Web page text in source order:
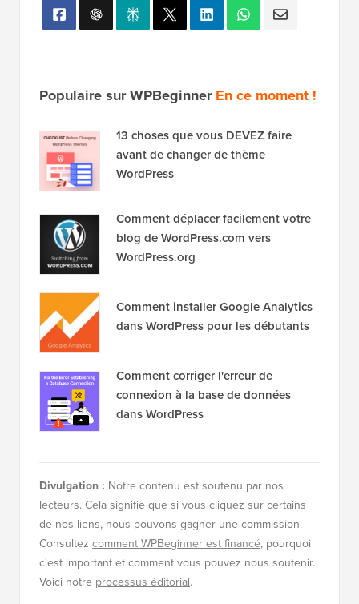
Populaire sur WPBeginnerEn ce moment !
13 choses que vous DEVEZ faire
avant de changer de thème
WordPress
Comment déplacer facilement votre
blog de WordPress.com vers
WordPress.org
Comment installer Google Analytics
dans WordPress pour les débutants
Comment corriger l'erreur de
connexion à la base de données
dans WordPress
Divulgation : Notre contenu est soutenu par nos
lecteurs. Cela signifie que si vous cliquez sur certains
de nos liens, nous pouvons gagner une commission.
Consultez comment WPBeginner est financé, pourquoi
c'est important et comment vous pouvez nous soutenir.
Voici notre processus éditorial.